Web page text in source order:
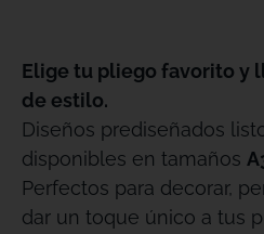
Elige tu pliego favorito y
de estilo.
Diseños prediseñados
disponibles en tamaños
Perfectos para decorar,
dar un toque único a tus